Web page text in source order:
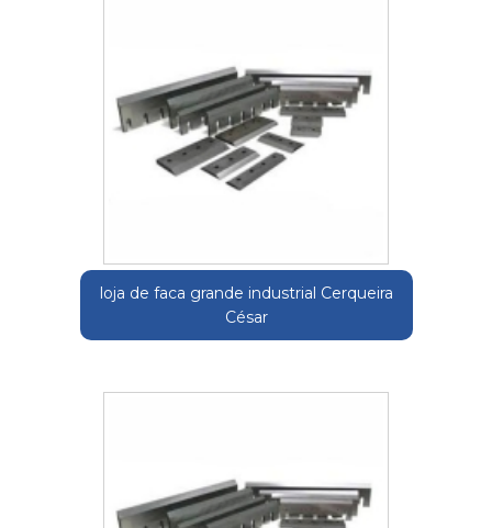
loja de faca grande industrial Cerqueira
César